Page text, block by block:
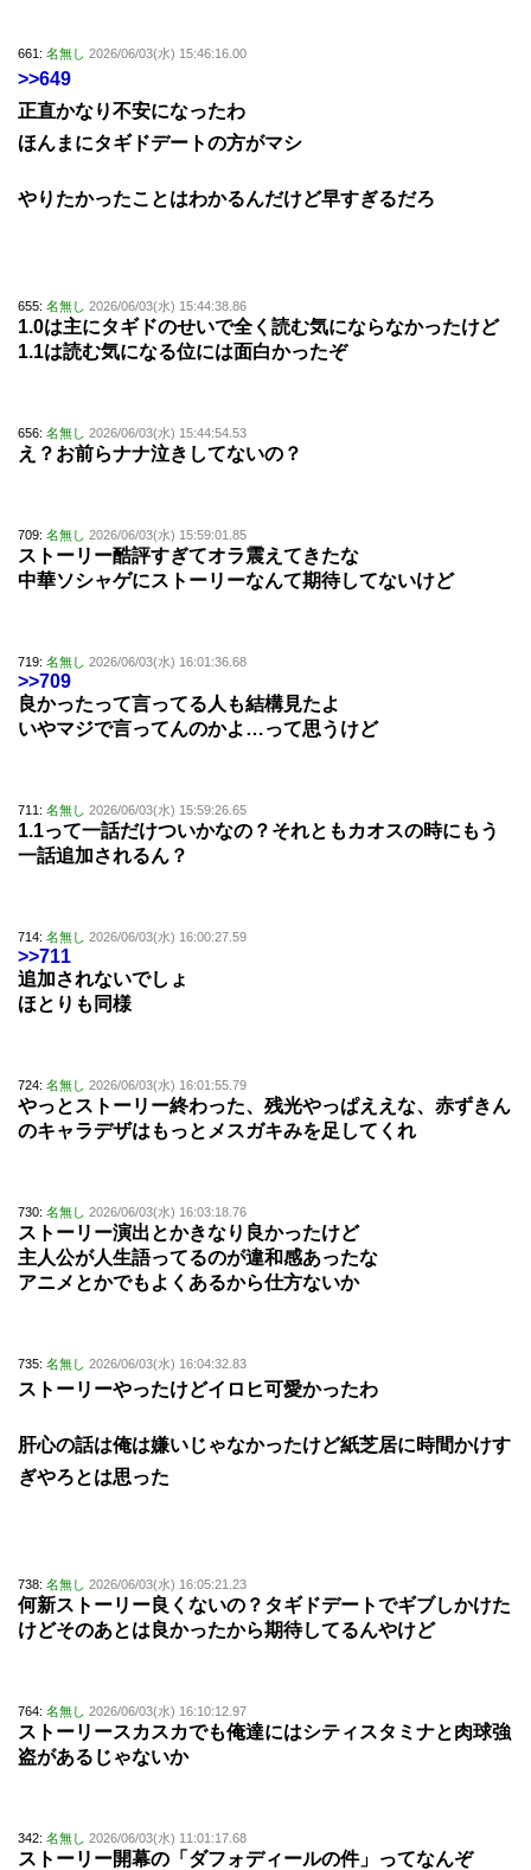
661: 名無し 2026/06/03(水) 15:46:16.00
>>649
正直かなり不安になったわ
ほんまにタギドデートの方がマシ
やりたかったことはわかるんだけど早すぎるだろ
655: 名無し 2026/06/03(水) 15:44:38.86
1.0は主にタギドのせいで全く読む気にならなかったけど
1.1は読む気になる位には面白かったぞ
656: 名無し 2026/06/03(水) 15:44:54.53
え？お前らナナ泣きしてないの？
709: 名無し 2026/06/03(水) 15:59:01.85
ストーリー酷評すぎてオラ震えてきたな
中華ソシャゲにストーリーなんて期待してないけど
719: 名無し 2026/06/03(水) 16:01:36.68
>>709
良かったって言ってる人も結構見たよ
いやマジで言ってんのかよ…って思うけど
711: 名無し 2026/06/03(水) 15:59:26.65
1.1って一話だけついかなの？それともカオスの時にもう
一話追加されるん？
714: 名無し 2026/06/03(水) 16:00:27.59
>>711
追加されないでしょ
ほとりも同様
724: 名無し 2026/06/03(水) 16:01:55.79
やっとストーリー終わった、残光やっぱええな、赤ずきん
のキャラデザはもっとメスガキみを足してくれ
730: 名無し 2026/06/03(水) 16:03:18.76
ストーリー演出とかきなり良かったけど
主人公が人生語ってるのが違和感あったな
アニメとかでもよくあるから仕方ないか
735: 名無し 2026/06/03(水) 16:04:32.83
ストーリーやったけどイロヒ可愛かったわ
肝心の話は俺は嫌いじゃなかったけど紙芝居に時間かけす
ぎやろとは思った
738: 名無し 2026/06/03(水) 16:05:21.23
何新ストーリー良くないの？タギドデートでギブしかけた
けどそのあとは良かったから期待してるんやけど
764: 名無し 2026/06/03(水) 16:10:12.97
ストーリースカスカでも俺達にはシティスタミナと肉球強
盗があるじゃないか
342: 名無し 2026/06/03(水) 11:01:17.68
ストーリー開幕の「ダフォディールの件」ってなんぞ